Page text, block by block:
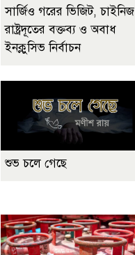
সার্জিও গরের ভিজিট, চাইনিজ
রাষ্ট্রদূতের বক্তব্য ও অবাধ
ইনক্লুসিভ নির্বাচন
শুভ চলে গেছে